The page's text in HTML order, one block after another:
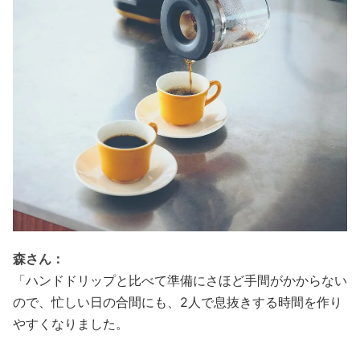
森さん：
「ハンドドリップと比べて準備にさほど手間がかからない
ので、忙しい日の合間にも、2人で息抜きする時間を作り
やすくなりました。